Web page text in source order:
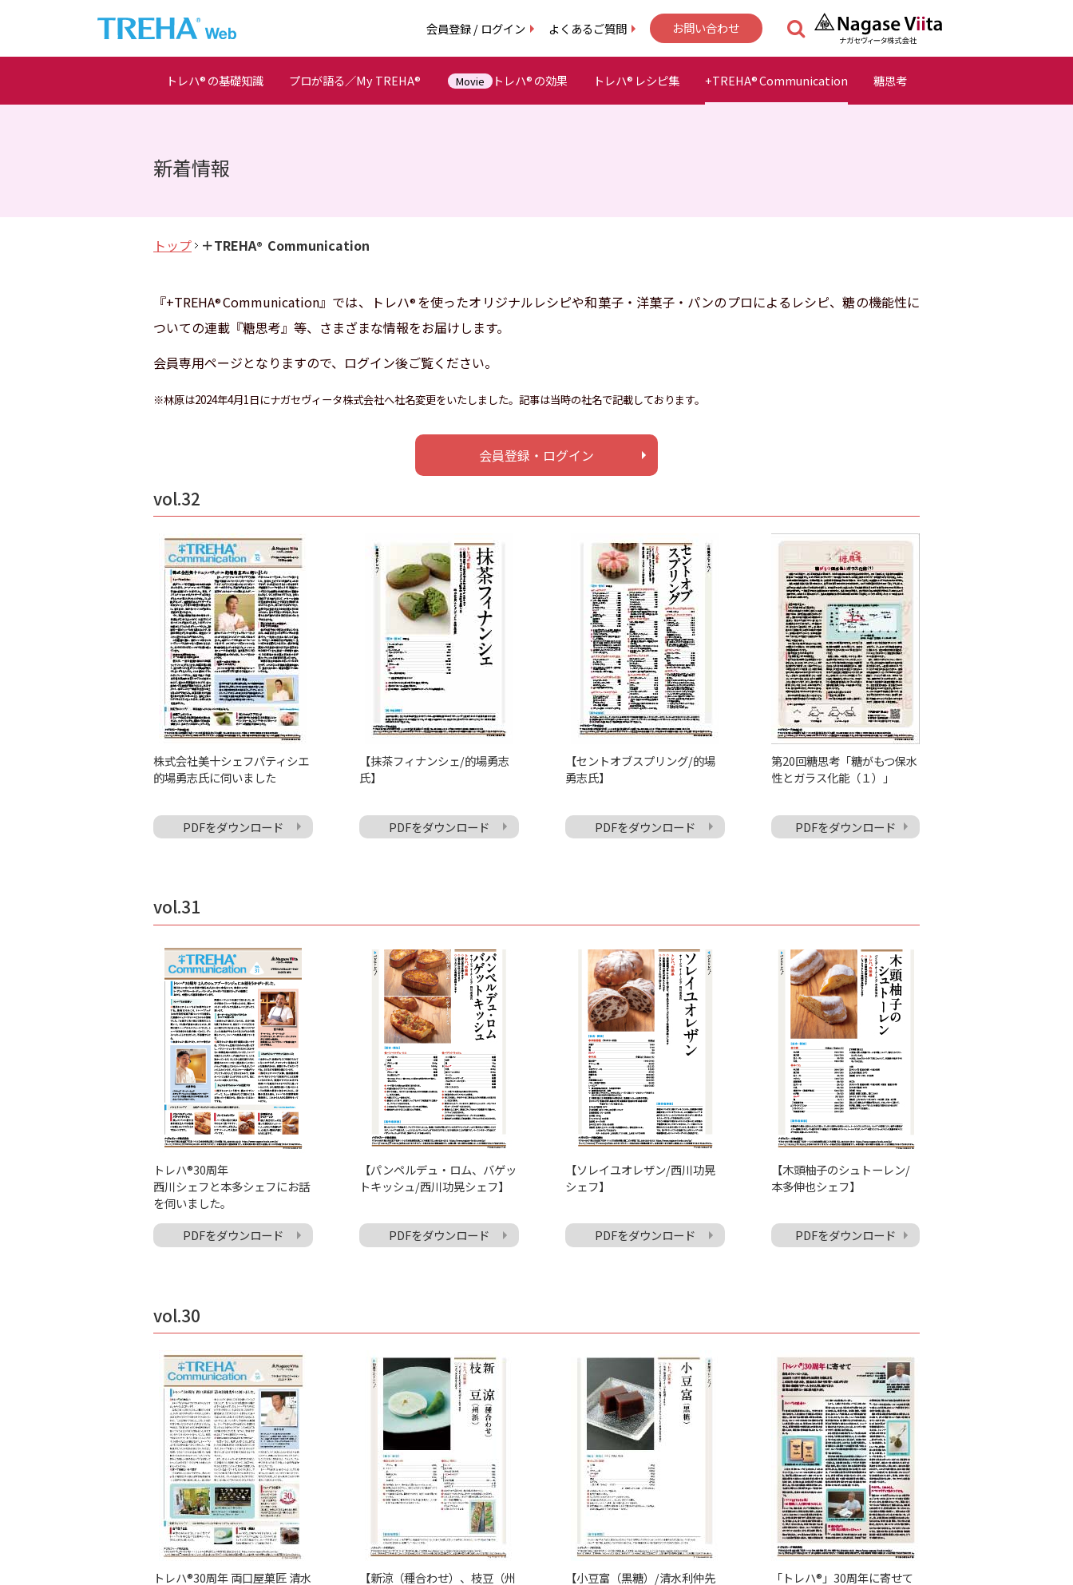
会員登録 / ログイン よくあるご質問 お問い合わせ
トレハ® の基礎知識 プロが語る／My TREHA® Movie トレハ® の効果 トレハ® レシピ集 +TREHA®Communication 糖思考
新着情報
トップ ＋TREHA® Communication
『+TREHA®Communication』では、トレハ® を使ったオリジナルレシピや和菓子・洋菓子・パンのプロによるレシピ、糖の機能性に
ついての連載『糖思考』等、さまざまな情報をお届けします。
会員専用ページとなりますので、ログイン後ご覧ください。
※林原は2024年4月1日にナガセヴィータ株式会社へ社名変更をいたしました。記事は当時の社名で記載しております。
会員登録・ログイン
vol.32
株式会社美十シェフパティシエ
的場勇志氏に伺いました
PDFをダウンロード
【抹茶フィナンシェ/的場勇志
氏】
PDFをダウンロード
【セントオブスプリング/的場
勇志氏】
PDFをダウンロード
第20回糖思考「糖がもつ保水
性とガラス化能（１）」
PDFをダウンロード
vol.31
トレハ®30周年
西川シェフと本多シェフにお話
を伺いました。
PDFをダウンロード
【パンペルデュ・ロム、バゲッ
トキッシュ/西川功晃シェフ】
PDFをダウンロード
【ソレイユオレザン/西川功晃
シェフ】
PDFをダウンロード
【木頭柚子のシュトーレン/
本多伸也シェフ】
PDFをダウンロード
vol.30
トレハ®30周年 両口屋菓匠 清水
【新涼（種合わせ）、枝豆（州
【小豆富（黒糖）/清水利仲先
「トレハ®」30周年に寄せて